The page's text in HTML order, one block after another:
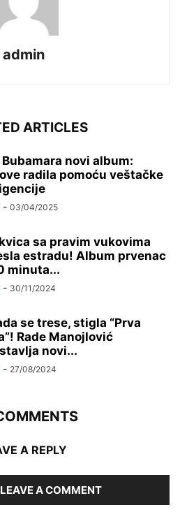
admin
ARTICLES
Bubamara novi album:
radila pomoću veštačke
- 03/04/2025
sa pravim vukovima
estradu! Album prvenac
minuta...
- 30/11/2024
se trese, stigla “Prva
Rade Manojlović
novi...
- 27/08/2024
A REPLY
A COMMENT